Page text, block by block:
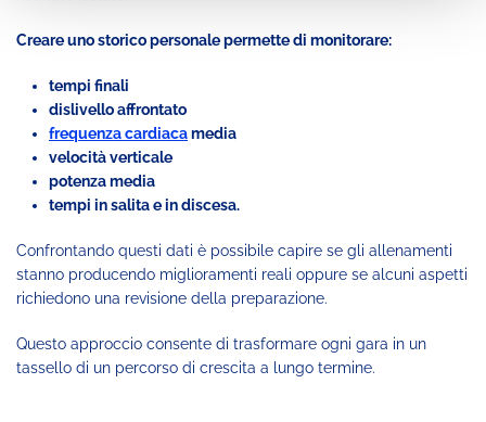
Creare uno storico personale permette di monitorare:
tempi finali
dislivello affrontato
frequenza cardiacamedia
velocità verticale
potenza media
tempi in salita e in discesa.
Confrontando questi dati è possibile capire se gli allenamenti
stanno producendo miglioramenti reali oppure se alcuni aspetti
richiedono una revisione della preparazione.
Questo approccio consente di trasformare ogni gara in un
tassello di un percorso di crescita a lungo termine.